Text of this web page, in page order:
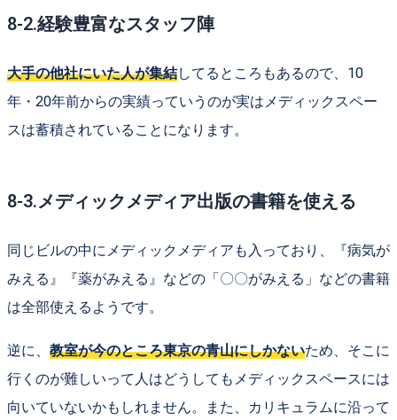
8-2.経験豊富なスタッフ陣
大手の他社にいた人が集結してるところもあるので、10
年・20年前からの実績っていうのが実はメディックスペー
スは蓄積されていることになります。
8-3.メディックメディア出版の書籍を使える
同じビルの中にメディックメディアも入っており、『病気が
みえる』『薬がみえる』などの「〇〇がみえる」などの書籍
は全部使えるようです。
逆に、 教室が今のところ東京の青山にしかないため、そこに
行くのが難しいって人はどうしてもメディックスペースには
向いていないかもしれません。また、カリキュラムに沿って